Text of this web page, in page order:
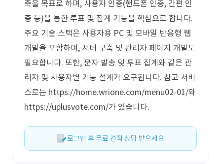
축을 목표로 하며, 사용자 인증(핸드폰 인증, 간편 인
증 등)을 통한 투표 및 집계 기능을 핵심으로 합니다.
주요 기술 스택은 사용자용 PC 및 모바일 반응형 웹
개발을 포함하며, 서버 구축 및 관리자 페이지 개발도
필요합니다. 또한, 문자 발송 및 투표 집계와 같은 관
리자 및 사용자별 기능 설계가 요구됩니다. 참고 서비
스로는 https://home.wrione.com/menu02-01/와
https://uplusvote.com/가 있습니다.
로그인 후 무료 견적 상담 받으세요.